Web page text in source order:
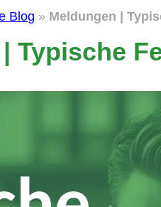
Blog » Meldungen |
Typische